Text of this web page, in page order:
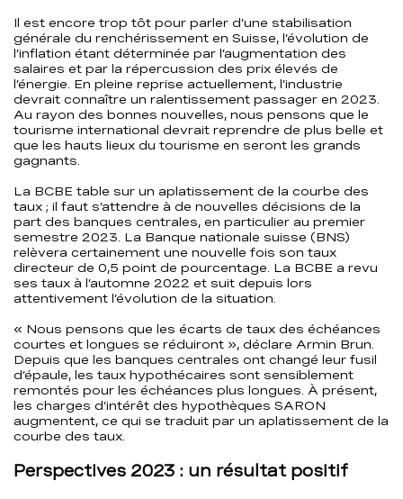
Il est encore trop tôt pour parler d’une stabilisation
générale du renchérissement en Suisse, l’évolution de
l’inflation étant déterminée par l’augmentation des
salaires et par la répercussion des prix élevés de
l’énergie. En pleine reprise actuellement, l’industrie
devrait connaître un ralentissement passager en 2023.
Au rayon des bonnes nouvelles, nous pensons que le
tourisme international devrait reprendre de plus belle et
que les hauts lieux du tourisme en seront les grands
gagnants.
La BCBE table sur un aplatissement de la courbe des
taux ; il faut s’attendre à de nouvelles décisions de la
part des banques centrales, en particulier au premier
semestre 2023. La Banque nationale suisse (BNS)
relèvera certainement une nouvelle fois son taux
directeur de 0,5 point de pourcentage. La BCBE a revu
ses taux à l’automne 2022 et suit depuis lors
attentivement l’évolution de la situation.
« Nous pensons que les écarts de taux des échéances
courtes et longues se réduiront », déclare Armin Brun.
Depuis que les banques centrales ont changé leur fusil
d’épaule, les taux hypothécaires sont sensiblement
remontés pour les échéances plus longues. À présent,
les charges d’intérêt des hypothèques SARON
augmentent, ce qui se traduit par un aplatissement de la
courbe des taux.
Perspectives 2023 : un résultat positif